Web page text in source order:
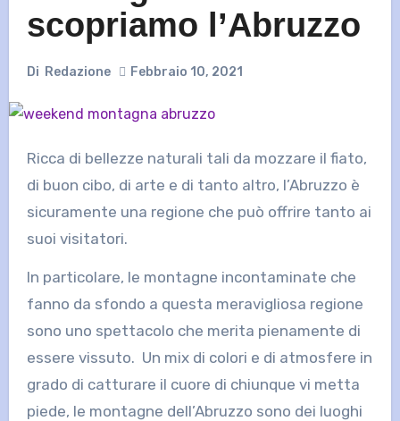
scopriamo l’Abruzzo
Di Redazione Febbraio 10, 2021
Ricca di bellezze naturali tali da mozzare il fiato,
di buon cibo, di arte e di tanto altro, l’Abruzzo è
sicuramente una regione che può offrire tanto ai
suoi visitatori.
In particolare, le montagne incontaminate che
fanno da sfondo a questa meravigliosa regione
sono uno spettacolo che merita pienamente di
essere vissuto. Un mix di colori e di atmosfere in
grado di catturare il cuore di chiunque vi metta
piede, le montagne dell’Abruzzo sono dei luoghi